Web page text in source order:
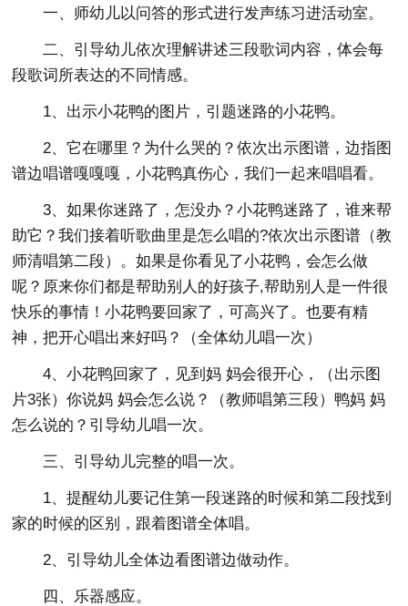
一、师幼儿以问答的形式进行发声练习进活动室。
二、引导幼儿依次理解讲述三段歌词内容，体会每
段歌词所表达的不同情感。
1、出示小花鸭的图片，引题迷路的小花鸭。
2、它在哪里？为什么哭的？依次出示图谱，边指图
谱边唱谱嘎嘎嘎，小花鸭真伤心，我们一起来唱唱看。
3、如果你迷路了，怎没办？小花鸭迷路了，谁来帮
助它？我们接着听歌曲里是怎么唱的?依次出示图谱（教
师清唱第二段）。如果是你看见了小花鸭，会怎么做
呢？原来你们都是帮助别人的好孩子,帮助别人是一件很
快乐的事情！小花鸭要回家了，可高兴了。也要有精
神，把开心唱出来好吗？（全体幼儿唱一次）
4、小花鸭回家了，见到妈 妈会很开心，（出示图
片3张）你说妈 妈会怎么说？（教师唱第三段）鸭妈 妈
怎么说的？引导幼儿唱一次。
三、引导幼儿完整的唱一次。
1、提醒幼儿要记住第一段迷路的时候和第二段找到
家的时候的区别，跟着图谱全体唱。
2、引导幼儿全体边看图谱边做动作。
四、乐器感应。